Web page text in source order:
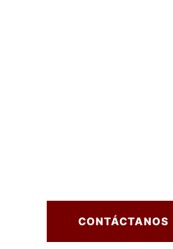
CONTÁCTANOS